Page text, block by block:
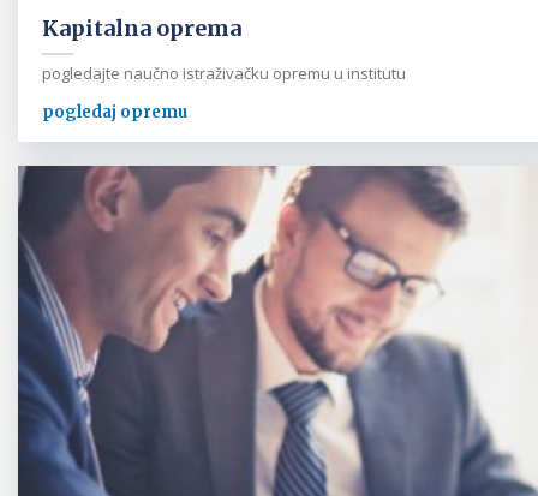
Kapitalna oprema
pogledajte naučno istraživačku opremu u institutu
pogledaj opremu